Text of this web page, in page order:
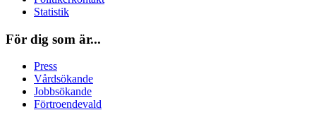
Statistik
För dig som är...
Press
Vårdsökande
Jobbsökande
Förtroendevald